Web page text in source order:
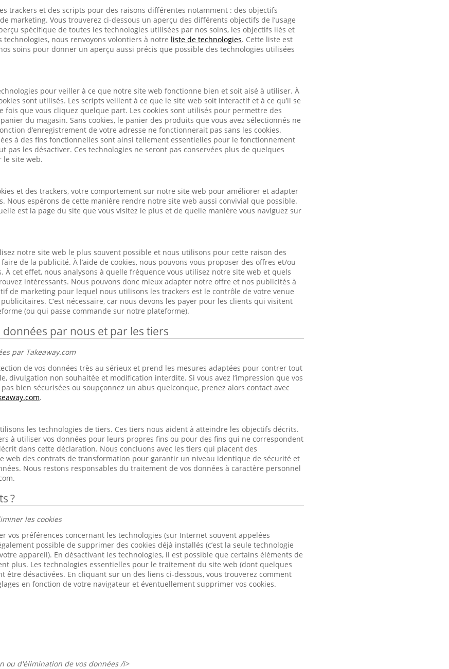
trackers et des scripts pour des raisons différentes notamment : des objectifs
marketing. Vous trouverez ci-dessous un aperçu des différents objectifs de l’usage
spécifique de toutes les technologies utilisées par nos soins, les objectifs liés et
technologies, nous renvoyons volontiers à notre liste de technologies. Cette liste est
soins pour donner un aperçu aussi précis que possible des technologies utilisées
pour veiller à ce que notre site web fonctionne bien et soit aisé à utiliser. À
sont utilisés. Les scripts veillent à ce que le site web soit interactif et à ce qu’il se
fois que vous cliquez quelque part. Les cookies sont utilisés pour permettre des
du magasin. Sans cookies, le panier des produits que vous avez sélectionnés ne
d’enregistrement de votre adresse ne fonctionnerait pas sans les cookies.
à des fins fonctionnelles sont ainsi tellement essentielles pour le fonctionnement
pas les désactiver. Ces technologies ne seront pas conservées plus de quelques
le site web.
et des trackers, votre comportement sur notre site web pour améliorer et adapter
Nous espérons de cette manière rendre notre site web aussi convivial que possible.
est la page du site que vous visitez le plus et de quelle manière vous naviguez sur
notre site web le plus souvent possible et nous utilisons pour cette raison des
de la publicité. À l’aide de cookies, nous pouvons vous proposer des offres et/ou
À cet effet, nous analysons à quelle fréquence vous utilisez notre site web et quels
intéressants. Nous pouvons donc mieux adapter notre offre et nos publicités à
de marketing pour lequel nous utilisons les trackers est le contrôle de votre venue
C’est nécessaire, car nous devons les payer pour les clients qui visitent
(ou qui passe commande sur notre plateforme).
par nous et par les tiers
par Takeaway.com
de vos données très au sérieux et prend les mesures adaptées pour contrer tout
divulgation non souhaitée et modification interdite. Si vous avez l’impression que vos
bien sécurisées ou soupçonnez un abus quelconque, prenez alors contact avec
.
les technologies de tiers. Ces tiers nous aident à atteindre les objectifs décrits.
à utiliser vos données pour leurs propres fins ou pour des fins qui ne correspondent
dans cette déclaration. Nous concluons avec les tiers qui placent des
web des contrats de transformation pour garantir un niveau identique de sécurité et
Nous restons responsables du traitement de vos données à caractère personnel
?
les cookies
vos préférences concernant les technologies (sur Internet souvent appelées
possible de supprimer des cookies déjà installés (c’est la seule technologie
appareil). En désactivant les technologies, il est possible que certains éléments de
plus. Les technologies essentielles pour le traitement du site web (dont quelques
être désactivées. En cliquant sur un des liens ci-dessous, vous trouverez comment
en fonction de votre navigateur et éventuellement supprimer vos cookies.
ou d'élimination de vos données /i>